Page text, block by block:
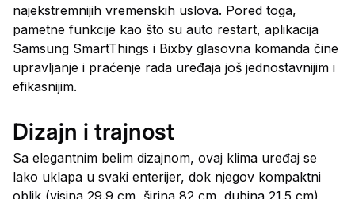
najekstremnijih vremenskih uslova. Pored toga,
pametne funkcije kao što su auto restart, aplikacija
Samsung SmartThings i Bixby glasovna komanda čine
upravljanje i praćenje rada uređaja još jednostavnijim i
efikasnijim.
Dizajn i trajnost
Sa elegantnim belim dizajnom, ovaj klima uređaj se
lako uklapa u svaki enterijer, dok njegov kompaktni
oblik (visina 29.9 cm, širina 82 cm, dubina 21.5 cm)